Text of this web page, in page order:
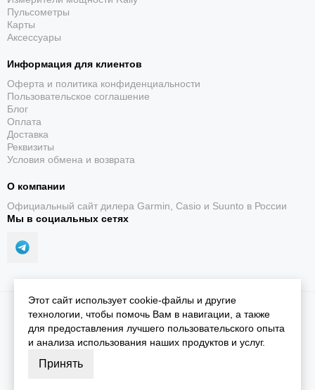
Пульсометры
Карты
Аксессуары
Информация для клиентов
Оферта и политика конфиденциальности
Пользовательское соглашение
Блог
Оплата
Доставка
Реквизиты
Условия обмена и возврата
О компании
Официальный сайт дилера Garmin, Casio и Suunto в России
Мы в социальных сетях
2026 © iGarmin.Карта сайта
Этот сайт использует cookie-файлы и другие
технологии, чтобы помочь Вам в навигации, а также
для предоставления лучшего пользовательского опыта
и анализа использования наших продуктов и услуг.
Принять